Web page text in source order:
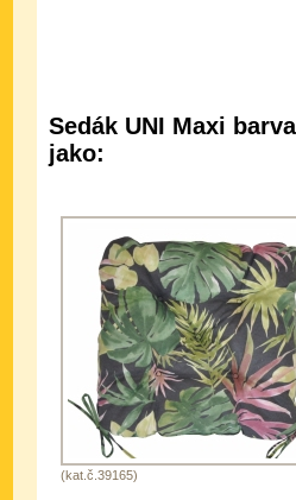
Sedák UNI Maxi
jako:
(kat.č.39165)